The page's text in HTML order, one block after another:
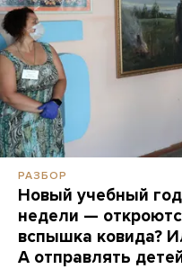
РАЗБОР
Новый учебный
недели —
вспышка ковида?
А отправлять